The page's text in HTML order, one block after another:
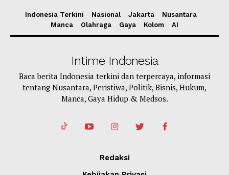
Indonesia Terkini Nasional Jakarta
Nusantara
Manca
Olahraga Gaya Kolom AI
Intime Indonesia
Baca berita Indonesia terkini dan terpercaya, informasi
tentang Nusantara, Peristiwa, Politik, Bisnis, Hukum,
Manca, Gaya Hidup & Medsos.
Redaksi